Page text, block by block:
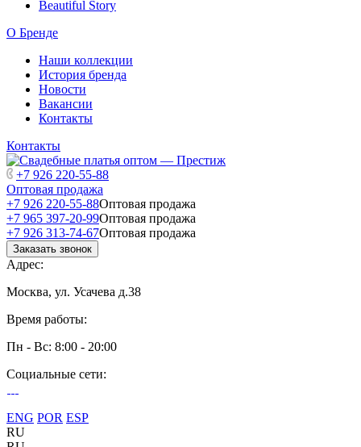
Beautiful Story
О Бренде
Наши коллекции
История бренда
Новости
Вакансии
Контакты
Контакты
+7 926 220-55-88
Оптовая продажа
+7 926 220-55-88Оптовая продажа
+7 965 397-20-99Оптовая продажа
+7 926 313-74-67Оптовая продажа
Заказать звонок
Адрес:
Москва, ул. Усачева д.38
Время работы:
Пн - Вс: 8:00 - 20:00
Социальные сети:
ENG POR ESP
RU